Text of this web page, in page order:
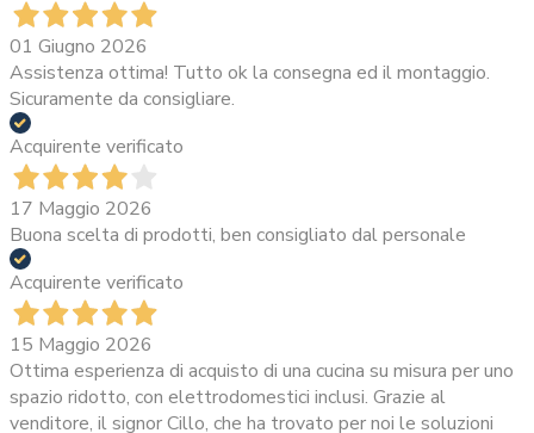
01 Giugno 2026
Assistenza ottima! Tutto ok la consegna ed il montaggio.
Sicuramente da consigliare.
Acquirente verificato
17 Maggio 2026
Buona scelta di prodotti, ben consigliato dal personale
Acquirente verificato
15 Maggio 2026
Ottima esperienza di acquisto di una cucina su misura per uno
spazio ridotto, con elettrodomestici inclusi. Grazie al
venditore, il signor Cillo, che ha trovato per noi le soluzioni